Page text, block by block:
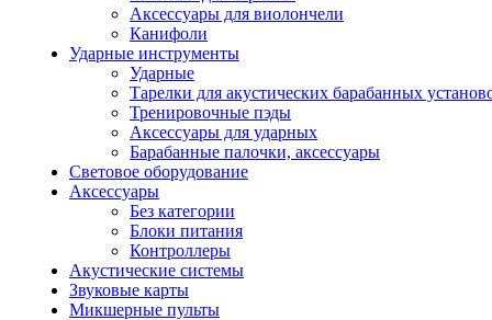
Аксессуары для виолончели
Канифоли
Ударные инструменты
Ударные
Тарелки для акустических барабанных
Тренировочные пэды
Аксессуары для ударных
Барабанные палочки, аксессуары
Световое оборудование
Аксессуары
Без категории
Блоки питания
Контроллеры
Акустические системы
Звуковые карты
Микшерные пульты